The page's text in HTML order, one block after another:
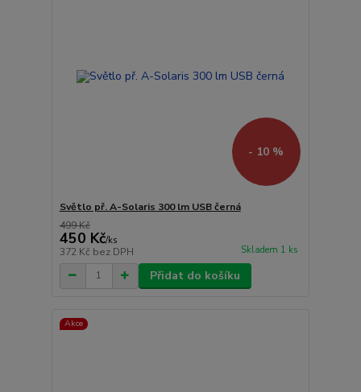
- 10 %
Světlo př. A-Solaris 300 lm USB černá
499 Kč
450 Kč/ks
372 Kč bez DPH Skladem 1 ks
Přidat do košíku
Akce